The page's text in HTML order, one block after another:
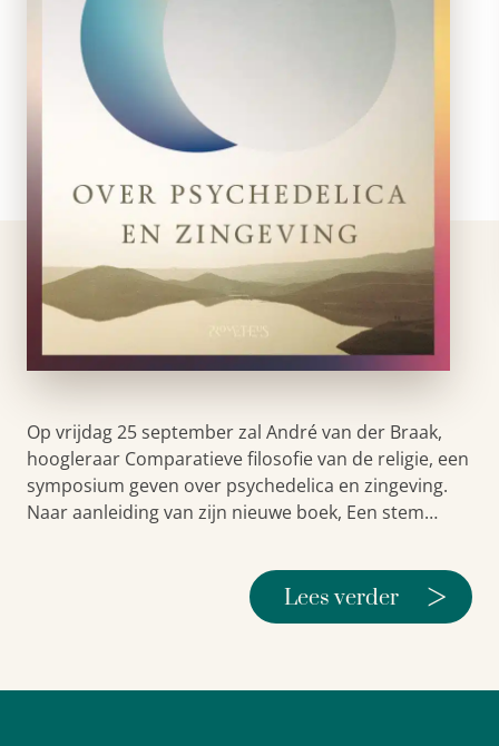
Op vrijdag 25 september zal André van der Braak,
hoogleraar Comparatieve filosofie van de religie, een
symposium geven over psychedelica en zingeving.
Naar aanleiding van zijn nieuwe boek, Een stem…
Lees verder >